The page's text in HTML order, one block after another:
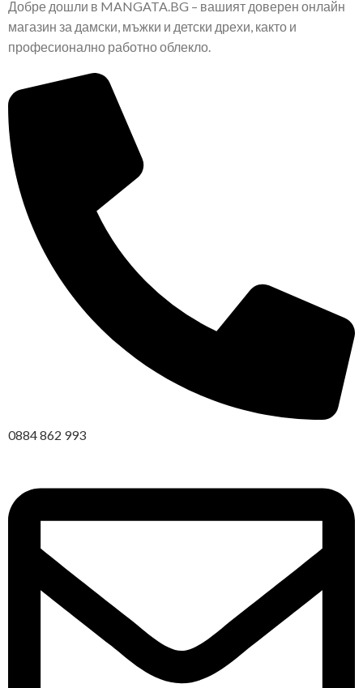
Добре дошли в MANGATA.BG – вашият доверен онлайн
магазин за дамски, мъжки и детски дрехи, както и
професионално работно облекло.
0884 862 993